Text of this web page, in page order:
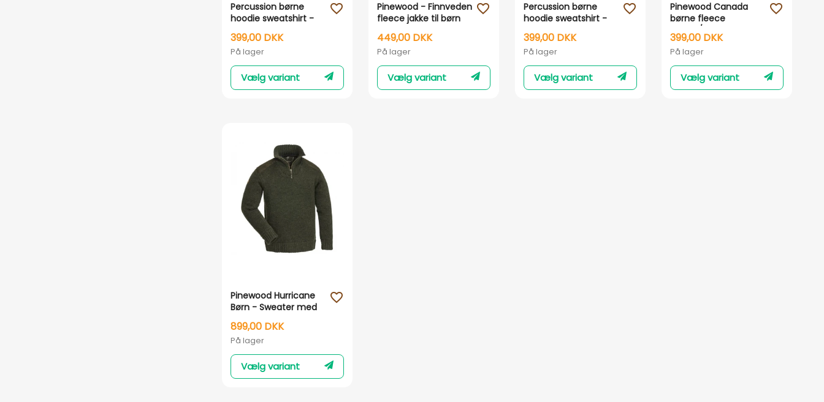
Percussion børne
hoodie sweatshirt -
Wet Camouflage
399,00 DKK
På lager
Vælg variant
favorite_outline
Pinewood - Finnveden
fleece jakke til børn
449,00 DKK
På lager
Vælg variant
favorite_outline
Percussion børne
hoodie sweatshirt -
Grøn
399,00 DKK
På lager
Vælg variant
favorite_outline
Pinewood Canada
børne fleece
skjorte/jakke
399,00 DKK
På lager
Vælg variant
favorite_outline
Pinewood Hurricane
Børn - Sweater med
Windstop
899,00 DKK
På lager
Vælg variant
favorite_outline